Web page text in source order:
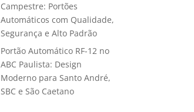
Campestre: Portões
Automáticos com Qualidade,
Segurança e Alto Padrão
Portão Automático RF-12 no
ABC Paulista: Design
Moderno para Santo André,
SBC e São Caetano